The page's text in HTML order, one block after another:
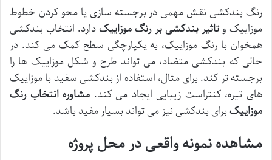
رنگ بندکشی نقش مهمی در برجسته سازی یا محو کردن خطوط
موزاییک وتاثیر بندکشی بر رنگ موزاییکدارد. انتخاب بندکشی
همخوان با رنگ موزاییک، به یکپارچگی سطح کمک می کند. در
حالی که بندکشی متضاد، می تواند طرح و شکل موزاییک ها را
برجسته تر کند. برای مثال، استفاده از بندکشی سفید با موزاییک
های تیره، کنتراست زیبایی ایجاد می کند. مشاوره انتخاب رنگ
موزاییکبرای بندکشی نیز می تواند بسیار مفید باشد.
مشاهده نمونه واقعی در محل پروژه